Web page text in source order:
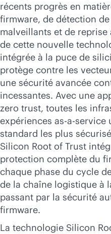
récents progrès en
firmware, de détection
malveillants et de reprise
de cette nouvelle
intégrée à la puce de
protège contre les
une sécurité avancée
incessantes. Avec une
zero trust, toutes les
expériences as-a-service
standard les plus
Silicon Root of Trust
protection complète du
chaque phase du cycle
de la chaîne logistique à
passant par la sécurité
firmware.
La technologie Silicon